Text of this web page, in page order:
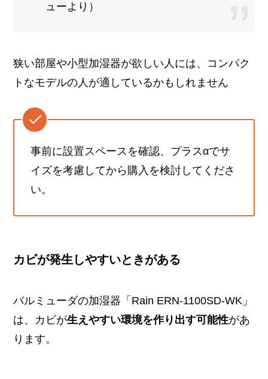
ューより）
狭い部屋や小型加湿器が欲しい人には、コンパク
トなモデルの人が適しているかもしれません
事前に設置スペースを確認、プラスαでサ
イズを考慮してから購入を検討してくださ
い。
カビが発生しやすいときがある
バルミューダの加湿器「Rain ERN-1100SD-WK」
は、カビが生えやすい環境を作り出す可能性があ
ります。